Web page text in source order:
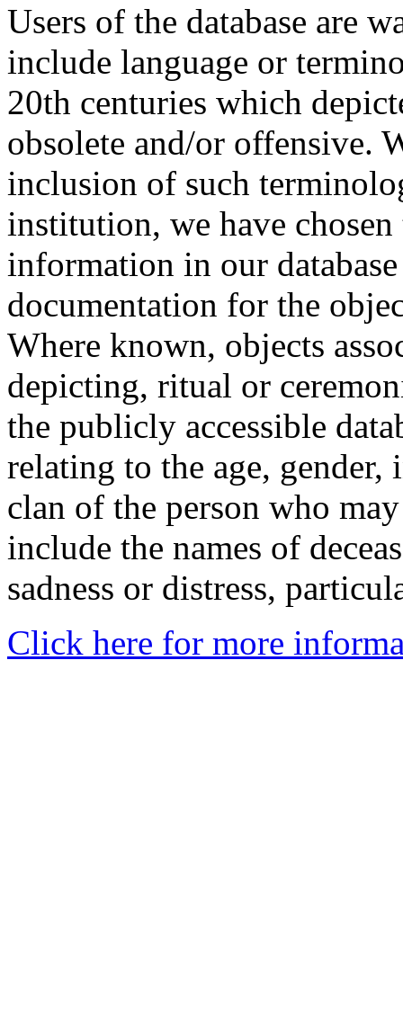
Users of the database are
include language or
20th centuries which
obsolete and/or offensive.
inclusion of such
institution, we have
information in our
documentation for the
Where known, objects
depicting, ritual or
the publicly accessible
relating to the age,
clan of the person who
include the names of
sadness or distress,
Click here for more